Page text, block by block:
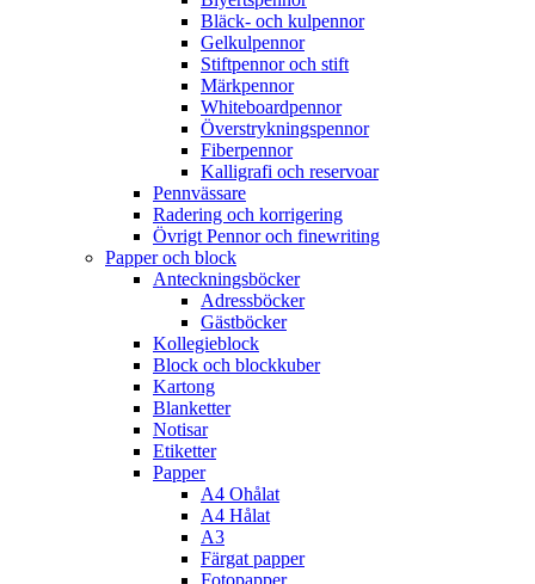
Bläck- och kulpennor
Gelkulpennor
Stiftpennor och stift
Märkpennor
Whiteboardpennor
Överstrykningspennor
Fiberpennor
Kalligrafi och reservoar
Pennvässare
Radering och korrigering
Övrigt Pennor och finewriting
Papper och block
Anteckningsböcker
Adressböcker
Gästböcker
Kollegieblock
Block och blockkuber
Kartong
Blanketter
Notisar
Etiketter
Papper
A4 Ohålat
A4 Hålat
A3
Färgat papper
Fotopapper